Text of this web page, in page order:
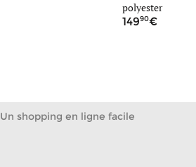
polyester
14990
Un shopping en ligne facile